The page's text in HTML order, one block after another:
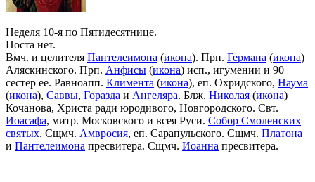
Неделя 10-я по Пятидесятнице.
Поста нет.
Вмч. и целителя Пантелеимона (икона). Прп. Германа (икона)
Аляскинского. Прп. Анфисы (икона) исп., игумении и 90
сестер ее. Равноапп. Климента (икона), еп. Охридского, Наума
(икона), Саввы, Горазда и Ангеляра. Блж. Николая (икона)
Кочанова, Христа ради юродивого, Новгородского. Свт.
Иоасафа, митр. Московского и всея Руси. Собор Смоленских
святых. Сщмч. Амвросия, еп. Сарапульского. Сщмч. Платона
и Пантелеимона пресвитера. Сщмч. Иоанна пресвитера.